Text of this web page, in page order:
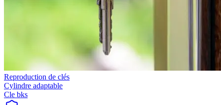
Reproduction de clés
Cylindre adaptable
Cle bks